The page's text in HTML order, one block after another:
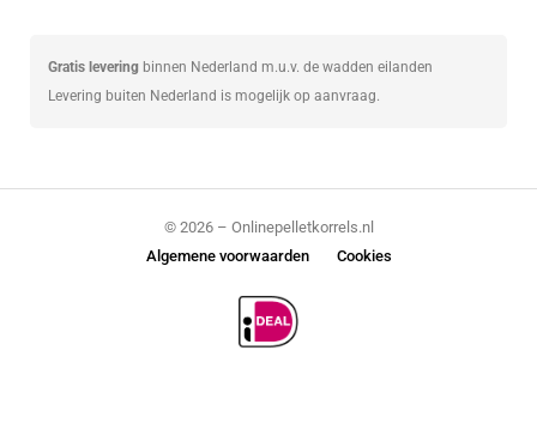
Gratis levering binnen Nederland m.u.v. de wadden eilanden
Levering buiten Nederland is mogelijk op aanvraag.
© 2026 – Onlinepelletkorrels.nl
Algemene voorwaarden
Cookies